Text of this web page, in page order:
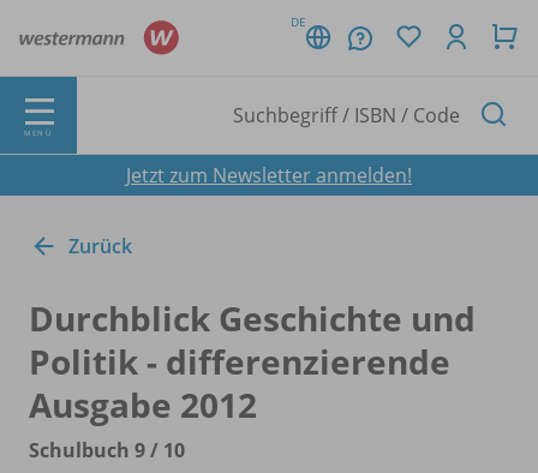
DE
MENÜ
Jetzt zum Newsletter anmelden!
Zurück
Durchblick Geschichte und
Politik - differenzierende
Ausgabe 2012
Schulbuch 9 / 10